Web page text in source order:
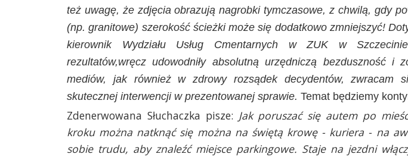
też uwagę, że zdjęcia obrazują nagrobki tymczasowe, z chwilą, gdy
(np. granitowe) szerokość ścieżki może się dodatkowo zmniejszyć!
kierownik Wydziału Usług Cmentarnych w ZUK w
rezultatów,wręcz udowodniły absolutną urzędniczą bezduszność i
mediów, jak również w zdrowy rozsądek decydentów, zwracam
skutecznej interwencji w prezentowanej sprawie. Temat będziemy
Zdenerwowana Słuchaczka pisze: Jak poruszać się autem po
kroku można natknąć się można na świętą krowę - kuriera - na
sobie trudu, aby znaleźć miejsce parkingowe. Staje na jezdni